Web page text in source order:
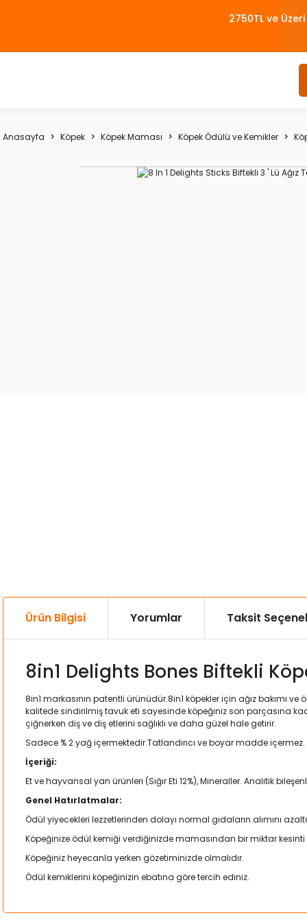
2750TL ve
Anasayfa Köpek Köpek Maması Köpek Ödülü ve Kemikler
Ürün Bilgisi Yorumlar Taksit
8in1 Delights Bones Biftekli
8in1 markasının patentli ürünüdür.8in1 köpekler için ağız bakımı
kalitede sindirilmiş tavuk eti sayesinde köpeğiniz son parçasına
çiğnerken diş ve diş etlerini sağlıklı ve daha güzel hale getirir.
Sadece % 2 yağ içermektedir.Tatlandırıcı ve boyar madde
İçeriği:
Et ve hayvansal yan ürünleri (Sığır Eti 12%), Mineraller. Analitik
Genel Hatırlatmalar:
Ödül yiyecekleri lezzetlerinden dolayı normal gıdaların alımını
Köpeğinize ödül kemiği verdiğinizde mamasından bir miktar kesinti
Köpeğiniz heyecanla yerken gözetiminizde olmalıdır.
Ödül kemiklerini köpeğinizin ebatına göre tercih ediniz.